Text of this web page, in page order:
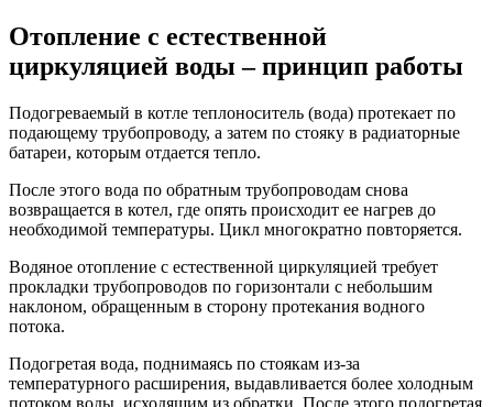
Отопление с естественной
циркуляцией воды – принцип работы
Подогреваемый в котле теплоноситель (вода) протекает по
подающему трубопроводу, а затем по стояку в радиаторные
батареи, которым отдается тепло.
После этого вода по обратным трубопроводам снова
возвращается в котел, где опять происходит ее нагрев до
необходимой температуры. Цикл многократно повторяется.
Водяное отопление с естественной циркуляцией требует
прокладки трубопроводов по горизонтали с небольшим
наклоном, обращенным в сторону протекания водного
потока.
Подогретая вода, поднимаясь по стоякам из-за
температурного расширения, выдавливается более холодным
потоком воды, исходящим из обратки. После этого подогретая